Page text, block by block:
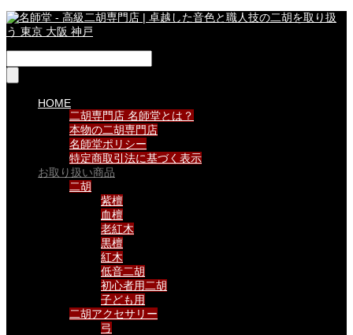
HOME
二胡専門店 名師堂とは？
本物の二胡専門店
名師堂ポリシー
特定商取引法に基づく表示
お取り扱い商品
二胡
紫檀
血檀
老紅木
黒檀
紅木
低音二胡
初心者用二胡
子ども用
二胡アクセサリー
弓